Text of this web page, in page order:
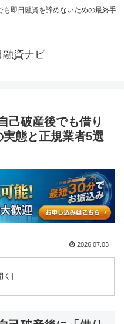
即日融資を諦めないための最終手
融資ナビ
己破産後でも借り
態と正規業者5選
2026.07.03